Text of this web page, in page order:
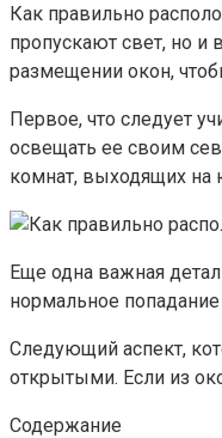
Как правильно
пропускают свет, но и
размещении окон,
Первое, что следует
освещать ее своим
комнат, выходящих на
Еще одна важная
нормальное
Следующий аспект,
открытыми. Если из
Содержание